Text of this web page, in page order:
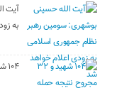
آیت
به
۱۰۴ شهید و ۳۲ مجروح نتیجه حمله آمریکا به ناو دنا